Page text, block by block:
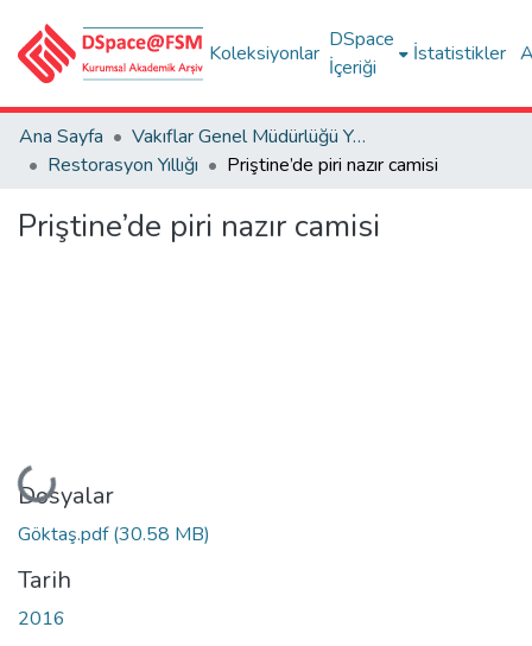
Koleksiyonlar
DSpace
İçeriği
İstatistikler
Ana Sayfa
Vakıflar Genel Müdürlüğü Yayınları
Restorasyon Yıllığı
Priştine’de piri nazır camisi
Priştine’de piri nazır camisi
Yükleniyor...
Dosyalar
Göktaş.pdf(30.58 MB)
Tarih
2016